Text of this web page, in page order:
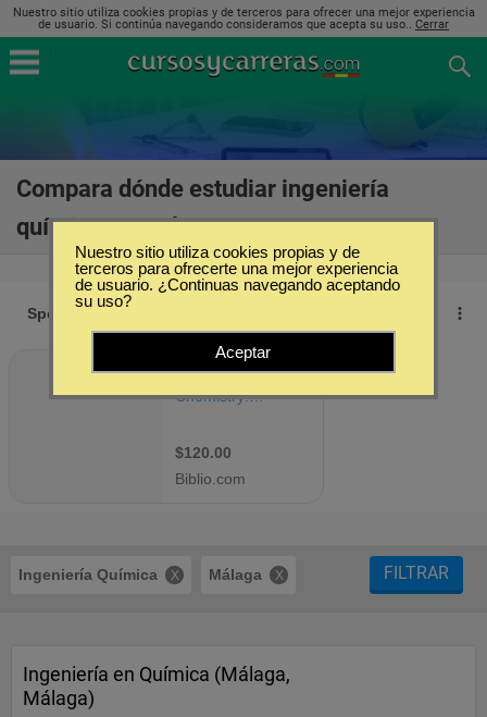
Nuestro sitio utiliza cookies propias y de terceros para ofrecer una mejor experiencia
de usuario. Si continúa navegando consideramos que acepta su uso.. Cerrar
Compara dónde estudiar ingeniería
química en Málaga
Ingeniería Química Málaga FILTRAR
Ingeniería en Química (Málaga,
Málaga)
Nuestro sitio utiliza cookies propias y de
terceros para ofrecerte una mejor experiencia
de usuario. ¿Continuas navegando aceptando
su uso?
Aceptar